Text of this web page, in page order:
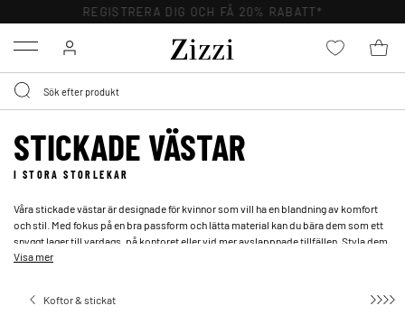
REGISTRERA DIG OCH FÅ 20% RABATT*
Menu
STICKADE VÄSTAR
I STORA STORLEKAR
Våra stickade västar är designade för kvinnor som vill ha en blandning av komfort
och stil. Med fokus på en bra passform och lätta material kan du bära dem som ett
snyggt lager till vardags, på kontoret eller vid mer avslappnade tillfällen. Styla dem
över enskjorta
Visa mer
Koftor & stickat